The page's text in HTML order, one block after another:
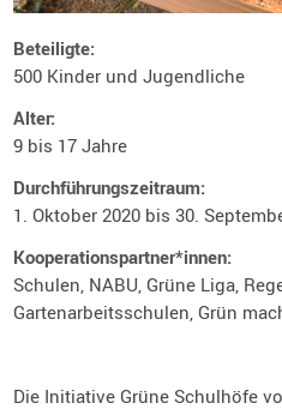
Beteiligte:
500 Kinder und Jugendliche
Alter:
9 bis 17 Jahre
Durchführungszeitraum:
1. Oktober 2020 bis 30.
Kooperationspartner*innen:
Schulen, NABU, Grüne Liga,
Gartenarbeitsschulen, Grün
Die Initiative Grüne Schulhöfe